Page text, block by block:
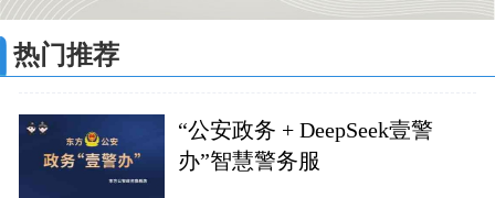
热门推荐
“公安政务 + DeepSeek壹警
办”智慧警务服